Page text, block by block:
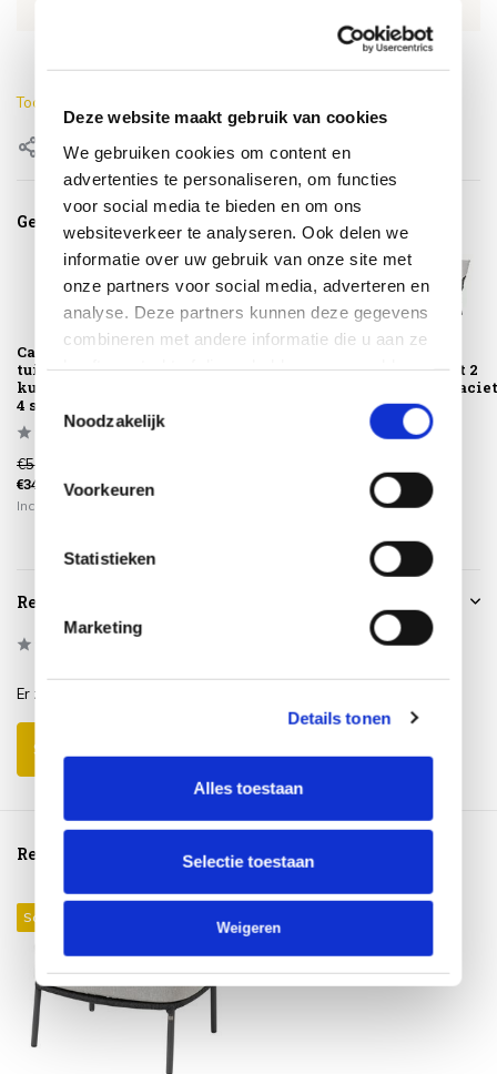
Deze website maakt gebruik van cookies
We gebruiken cookies om content en
advertenties te personaliseren, om functies
voor social media te bieden en om ons
websiteverkeer te analyseren. Ook delen we
informatie over uw gebruik van onze site met
onze partners voor social media, adverteren en
analyse. Deze partners kunnen deze gegevens
combineren met andere informatie die u aan ze
Noodzakelijk
Voorkeuren
Statistieken
Marketing
Details tonen
Alles toestaan
Selectie toestaan
Weigeren
Toon meer
Delen
Gerelateerde producten
Calpi dining
tuinstoel met 2
kussens antraciet
4 s...
€529,00
€349,00
Incl. btw
Calpi 3-zits lounge
bank met 3
Calpi lounge
tuinstoel met 2
kussens antraciet
4 S...
€759,00
Incl. btw
Reviews
Er zijn nog geen reviews geschreven over dit product..
Schrijf je eigen review
Reeds bekeken
Sale 14%